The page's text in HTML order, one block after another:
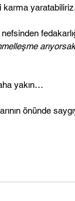
karma yaratabiliriz.
yakın…
önünde